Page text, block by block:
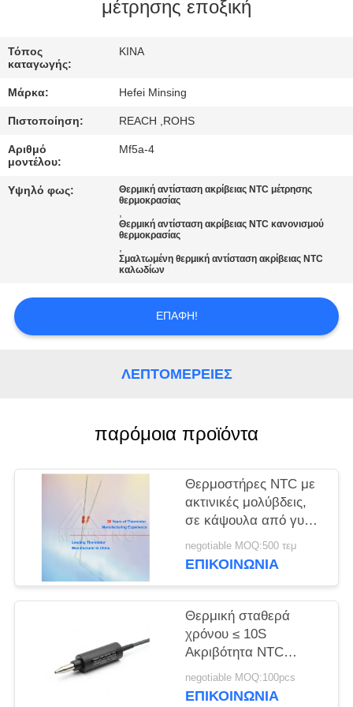
ΈΛΕΓΧΟΣ
ΜΑΣ
ΕΛΆΤΕ
ΕΠΑΦΉ
ΜΕ
ΖΗΤΉΣΤΕ
ΑΠΌΣΠΑΣΜΑ
μέτρησης εποξική
Τόπος
καταγωγής:
ΚΙΝΑ
Μάρκα: Hefei Minsing
Πιστοποίηση: REACH ,ROHS
Αριθμό
μοντέλου:
Mf5a-4
Υψηλό φως:
Θερμική αντίσταση ακρίβειας NTC μέτρησης
θερμοκρασίας
,
Θερμική αντίσταση ακρίβειας NTC κανονισμού
θερμοκρασίας
,
Σμαλτωμένη θερμική αντίσταση ακρίβειας NTC
καλωδίων
ΕΠΑΦΉ!
ΛΕΠΤΟΜΈΡΕΙΕΣ
παρόμοια προϊόντα
Θερμοστήρες NTC με
ακτινικές μολύβδεις,
σε κάψουλα από γυαλί
ακριβείας
negotiable MOQ:500 τεμ
ΕΠΙΚΟΙΝΩΝΙΑ
Θερμική σταθερά
χρόνου ≤ 10S
Ακριβότητα NTC
Θερμοστήρα Περιοχή
θερμοκρασίας 40°C
negotiable MOQ:100pcs
ΕΠΙΚΟΙΝΩΝΙΑ